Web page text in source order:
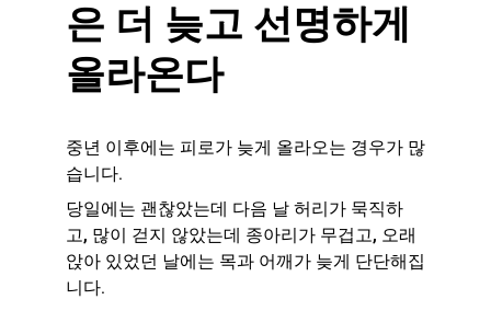
은 더 늦고 선명하게
올라온다
중년 이후에는 피로가 늦게 올라오는 경우가 많
습니다.
당일에는 괜찮았는데 다음 날 허리가 묵직하
고, 많이 걷지 않았는데 종아리가 무겁고, 오래
앉아 있었던 날에는 목과 어깨가 늦게 단단해집
니다.